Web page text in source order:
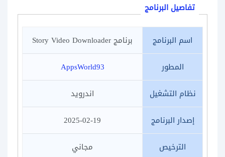
تفاصيل البرنامج
اسم البرنامج
برنامج Story Video Downloader
المطور
AppsWorld93‏
نظام التشغيل
اندرويد
إصدار البرنامج
2025-02-19
الترخيص
مجاني